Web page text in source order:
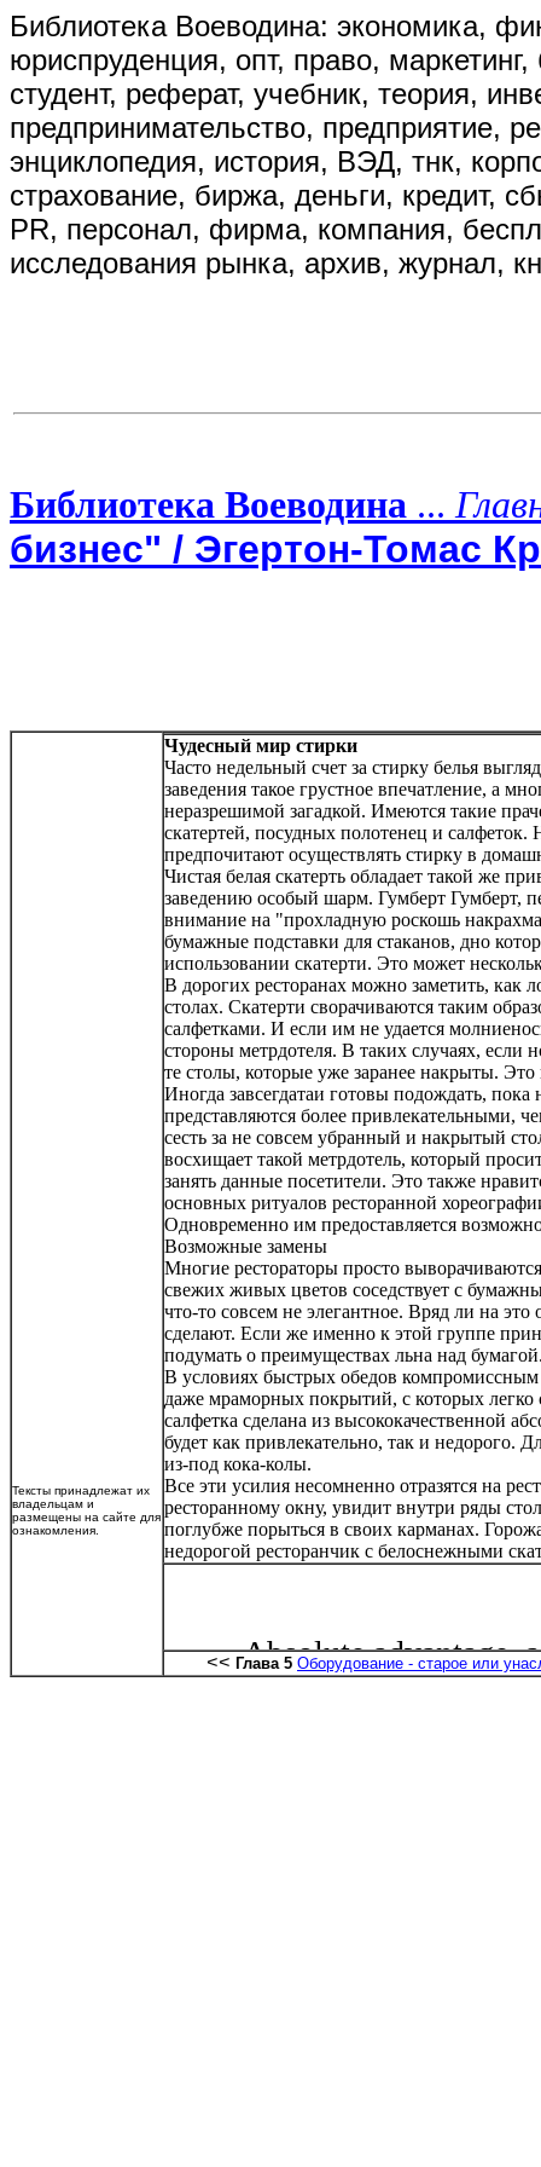
Библиотека Воеводина: экономика,
юриспруденция, опт, право,
студент, реферат, учебник, теория,
предпринимательство, предприятие,
энциклопедия, история, ВЭД, тнк,
страхование, биржа, деньги, кредит,
PR, персонал, фирма, компания,
исследования рынка, архив, журнал,
Библиотека Воеводина ...
бизнес" / Эгертон-Томас
Тексты принадлежат их
владельцам и
размещены на сайте для
ознакомления.
Чудесный мир стирки
Часто недельный счет за стирку белья
заведения такое грустное впечатление, а
неразрешимой загадкой. Имеются такие
скатертей, посудных полотенец и салфеток.
предпочитают осуществлять стирку в
Чистая белая скатерть обладает такой же
заведению особый шарм. Гумберт Гумберт,
внимание на "прохладную роскошь
бумажные подставки для стаканов, дно
использовании скатерти. Это может
В дорогих ресторанах можно заметить,
столах. Скатерти сворачиваются таким
салфетками. И если им не удается
стороны метрдотеля. В таких случаях, если
те столы, которые уже заранее накрыты.
Иногда завсегдатаи готовы подождать,
представляются более привлекательными,
сесть за не совсем убранный и накрытый
восхищает такой метрдотель, который
занять данные посетители. Это также
основных ритуалов ресторанной
Одновременно им предоставляется
Возможные замены
Многие рестораторы просто
свежих живых цветов соседствует с
что-то совсем не элегантное. Вряд ли на
сделают. Если же именно к этой группе
подумать о преимуществах льна над
В условиях быстрых обедов
даже мраморных покрытий, с которых легко
салфетка сделана из высококачественной
будет как привлекательно, так и недорого.
из-под кока-колы.
Все эти усилия несомненно отразятся на
ресторанному окну, увидит внутри ряды
поглубже порыться в своих карманах.
недорогой ресторанчик с белоснежными
<< Глава 5 Оборудование - старое или